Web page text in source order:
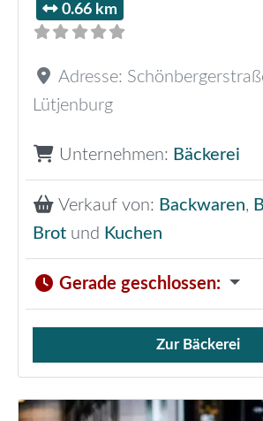
0.66 km
Adresse:
Lütjenburg
Unternehmen: Bäckerei
Verkauf von: Backwaren,
Brot und Kuchen
Gerade geschlossen:
Verkauf von Brötchen,
Zur Bäckerei